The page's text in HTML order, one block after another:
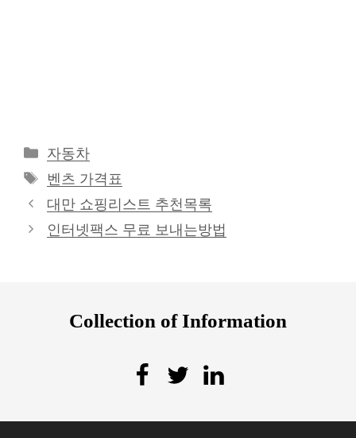
카
테
리
자동차
태
그
벤츠 가격표
대만 쇼핑리스트 추천목록
인터넷팩스 무료 보내는방법
Collection of Information